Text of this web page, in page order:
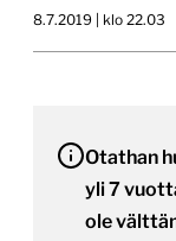
8.7.2019 | klo 22.03
Otathan
yli 7
ole